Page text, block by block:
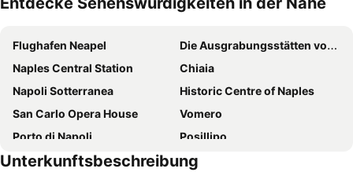
Flughafen Neapel
Die Ausgrabungsstätten von Pompeji
Naples Central Station
Chiaia
Napoli Sotterranea
Historic Centre of Naples
San Carlo Opera House
Vomero
Porto di Napoli
Posillipo
Costiera Amalfitana
Piazza Bellini
Unterkunftsbeschreibung